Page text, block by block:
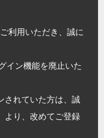
利用いただき、誠に
イン機能を廃止いた
されていた方は、誠
より、改めてご登録